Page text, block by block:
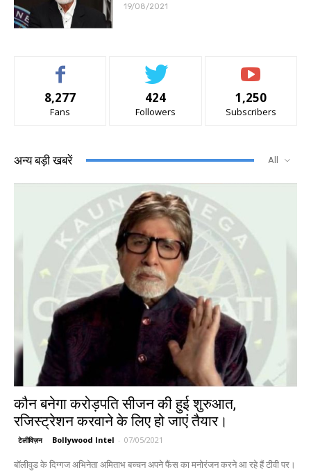
19/08/2021
8,277
Fans
424
Followers
1,250
Subscribers
अन्य बड़ी खबरें All
कौन बनेगा करोड़पति सीजन की हुई शुरुआत,
रजिस्ट्रेशन करवाने के लिए हो जाएं तैयार।
टेलीविज़न Bollywood Intel - 07/05/2021
बॉलीवुड के दिग्गज अभिनेता अमिताभ बच्चन अपने फैंस का मनोरंजन करने आ रहे हैं टीवी पर।